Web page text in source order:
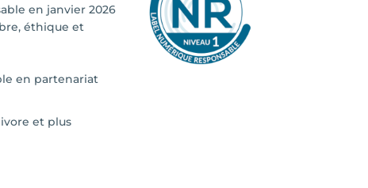
en janvier 2026
éthique et
en partenariat
et plus